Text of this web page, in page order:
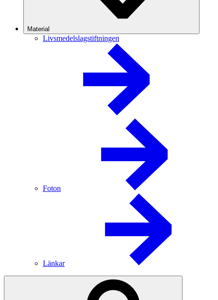
Material
Livsmedelslagstiftningen
Foton
Länkar